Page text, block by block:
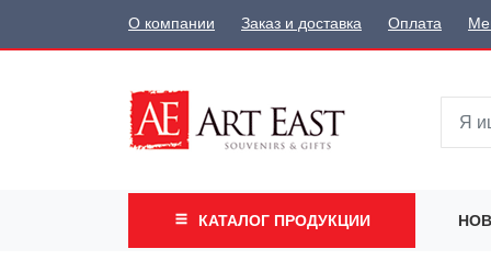
О компании Заказ и доставка Оплата
КАТАЛОГ ПРОДУКЦИИ